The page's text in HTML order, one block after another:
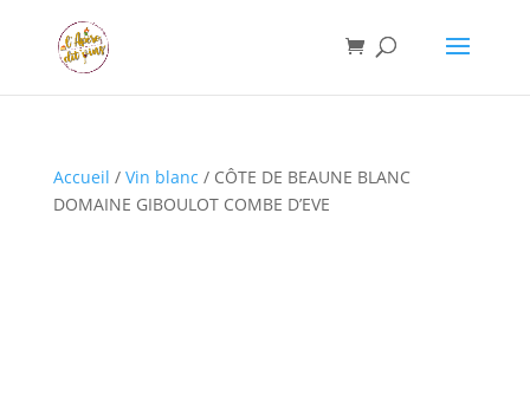
Accueil / Vin blanc / CÔTE DE BEAUNE BLANC
DOMAINE GIBOULOT COMBE D’EVE